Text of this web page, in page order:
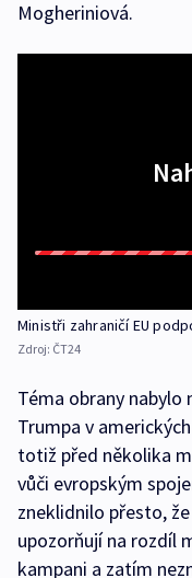
Mogheriniová.
Ministři zahraničí EU
Zdroj: ČT24
Téma obrany
Trumpa v
totiž před několika
vůči evropským
zneklidnilo přesto,
upozorňují na rozdíl
kampani a zatím